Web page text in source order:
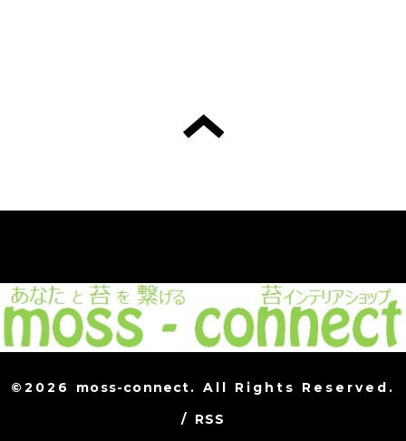
©2026 moss-connect. All Rights Reserved.
/ RSS